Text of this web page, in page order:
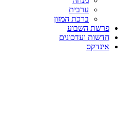
ערבית
ברכת המזון
פרשת השבוע
חדשות ועדכונים
אינדקס